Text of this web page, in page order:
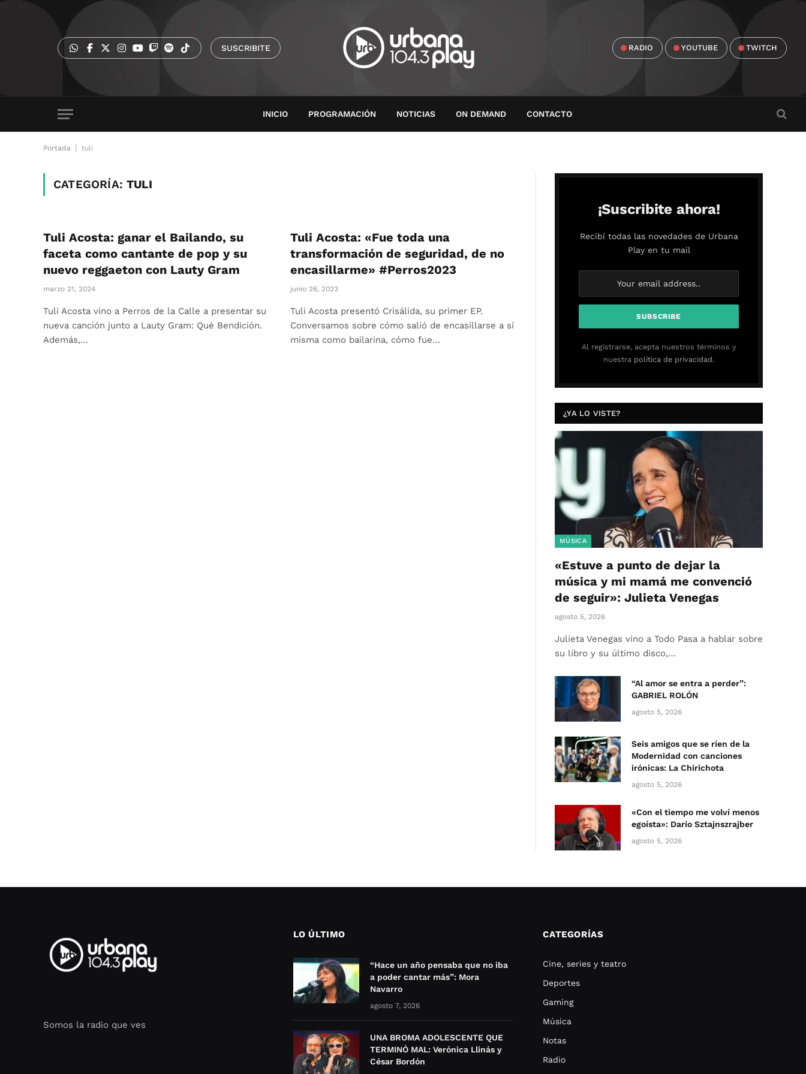
SUSCRIBITE RADIO YOUTUBE TWITCH
INICIO PROGRAMACIÓN NOTICIAS ON DEMAND CONTACTO
Portada tuli
CATEGORÍA:TULI
Tuli Acosta: ganar el Bailando, su
faceta como cantante de pop y su
nuevo reggaeton con Lauty Gram
marzo 21, 2024
Tuli Acosta vino a Perros de la Calle a presentar su
nueva canción junto a Lauty Gram: Qué Bendición.
Además,…
Tuli Acosta: «Fue toda una
transformación de seguridad, de no
encasillarme» #Perros2023
junio 26, 2023
Tuli Acosta presentó Crisálida, su primer EP.
Conversamos sobre cómo salió de encasillarse a sí
misma como bailarina, cómo fue…
¡Suscribite ahora!
Recibí todas las novedades de Urbana
Play en tu mail
Al registrarse, acepta nuestros términos y
nuestra política de privacidad.
¿YA LO VISTE?
MÚSICA
«Estuve a punto de dejar la
música y mi mamá me convenció
de seguir»: Julieta Venegas
agosto 5, 2026
Julieta Venegas vino a Todo Pasa a hablar sobre
su libro y su último disco,…
“Al amor se entra a perder”:
GABRIEL ROLÓN
agosto 5, 2026
Seis amigos que se ríen de la
Modernidad con canciones
irónicas: La Chirichota
agosto 5, 2026
«Con el tiempo me volví menos
egoísta»: Darío Sztajnszrajber
agosto 5, 2026
Somos la radio que ves
LO ÚLTIMO
“Hace un año pensaba que no iba
a poder cantar más”: Mora
Navarro
agosto 7, 2026
UNA BROMA ADOLESCENTE QUE
TERMINÓ MAL: Verónica Llinás y
César Bordón
CATEGORÍAS
Cine, series y teatro
Deportes
Gaming
Música
Notas
Radio